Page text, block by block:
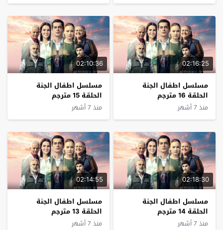
02:16:25
مسلسل اطفال الجنة
الحلقة 16 مترجم
منذ 7 أشهر
02:10:36
مسلسل اطفال الجنة
الحلقة 15 مترجم
منذ 7 أشهر
02:18:30
مسلسل اطفال الجنة
الحلقة 14 مترجم
منذ 7 أشهر
02:14:55
مسلسل اطفال الجنة
الحلقة 13 مترجم
منذ 7 أشهر